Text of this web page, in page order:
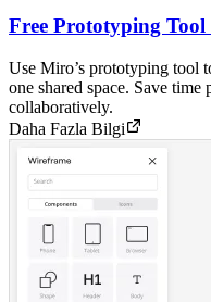
Free Prototyping
Use Miro’s prototyping tool
one shared space. Save
collaboratively.
Daha Fazla Bilgi